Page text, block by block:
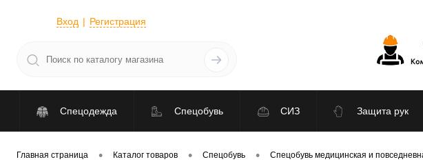
Вход Регистрация
Спецодежда Спецобувь СИЗ Защита рук
По
Главная страница • Каталог товаров • Спецобувь • Спецобувь медицинская и